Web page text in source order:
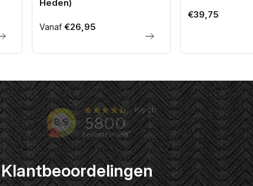
Heden)
Normale
Vanaf €26,95
Normale
€39,75
Klantbeoordelingen